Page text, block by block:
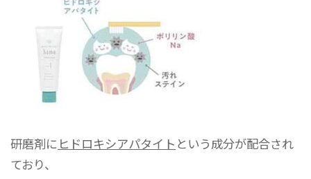
研磨剤に ヒドロキシアパタイト という成分が配合され
ており、